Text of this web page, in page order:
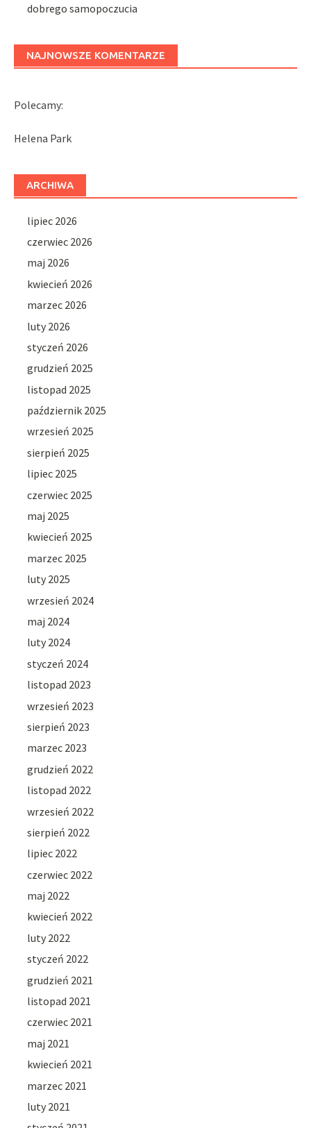
dobrego samopoczucia
NAJNOWSZE KOMENTARZE
Polecamy:
Helena Park
ARCHIWA
lipiec 2026
czerwiec 2026
maj 2026
kwiecień 2026
marzec 2026
luty 2026
styczeń 2026
grudzień 2025
listopad 2025
październik 2025
wrzesień 2025
sierpień 2025
lipiec 2025
czerwiec 2025
maj 2025
kwiecień 2025
marzec 2025
luty 2025
wrzesień 2024
maj 2024
luty 2024
styczeń 2024
listopad 2023
wrzesień 2023
sierpień 2023
marzec 2023
grudzień 2022
listopad 2022
wrzesień 2022
sierpień 2022
lipiec 2022
czerwiec 2022
maj 2022
kwiecień 2022
luty 2022
styczeń 2022
grudzień 2021
listopad 2021
czerwiec 2021
maj 2021
kwiecień 2021
marzec 2021
luty 2021